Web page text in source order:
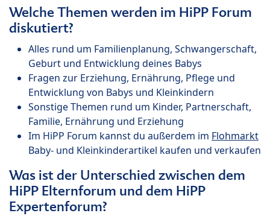
Welche Themen werden im HiPP Forum
diskutiert?
Alles rund um Familienplanung, Schwangerschaft,
Geburt und Entwicklung deines Babys
Fragen zur Erziehung, Ernährung, Pflege und
Entwicklung von Babys und Kleinkindern
Sonstige Themen rund um Kinder, Partnerschaft,
Familie, Ernährung und Erziehung
Im HiPP Forum kannst du außerdem im Flohmarkt
Baby- und Kleinkinderartikel kaufen und verkaufen
Was ist der Unterschied zwischen dem
HiPP Elternforum und dem HiPP
Expertenforum?